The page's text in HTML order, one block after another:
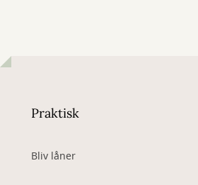
Praktisk
Bliv låner